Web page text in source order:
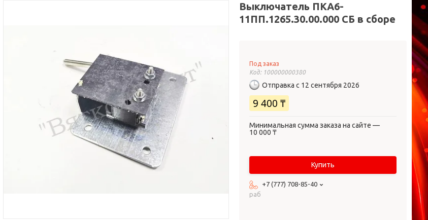
Выключатель ПКА6-
11ПП.1265.30.00.000 СБ в сборе
Под заказ
Код: 100000000380
Отправка с 12 сентября 2026
9 400 ₸
Минимальная сумма заказа на сайте —
10 000 ₸
Купить
+7 (777) 708-85-40
раб